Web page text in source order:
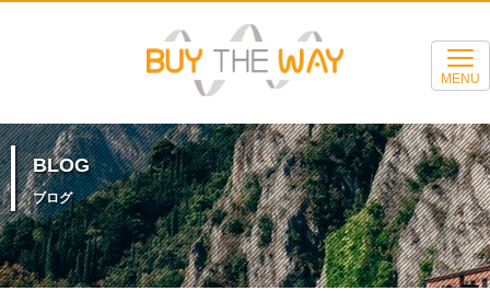
MENU
BLOG
ブログ